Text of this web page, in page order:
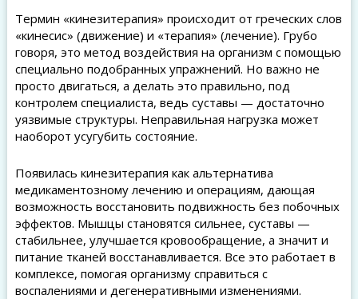
Термин «кинезитерапия» происходит от греческих слов
«кинесис» (движение) и «терапия» (лечение). Грубо
говоря, это метод воздействия на организм с помощью
специально подобранных упражнений. Но важно не
просто двигаться, а делать это правильно, под
контролем специалиста, ведь суставы — достаточно
уязвимые структуры. Неправильная нагрузка может
наоборот усугубить состояние.
Появилась кинезитерапия как альтернатива
медикаментозному лечению и операциям, дающая
возможность восстановить подвижность без побочных
эффектов. Мышцы становятся сильнее, суставы —
стабильнее, улучшается кровообращение, а значит и
питание тканей восстанавливается. Все это работает в
комплексе, помогая организму справиться с
воспалениями и дегенеративными изменениями.